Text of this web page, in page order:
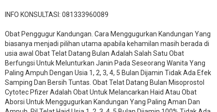
INFO KONSULTASI: 081333960089
​Obat Penggugur Kandungan. Cara Menggugurkan Kandungan Yang
biasanya menjadi pilihan utama apabila kehamilan masih berada di
usia awal Obat Telat Datang Bulan Adalah Salah Satu Obat
Berfungsi Untuk Melunturkan Janin Pada Seseorang Wanita Yang
Paling Ampuh Dengan Usia 1, 2, 3, 4, 5 Bulan Dijamin Tidak Ada Efek
Samping Dan Bersih Tuntas. Obat Telat Datang Bulan Misoprostol
Cytotec Pfizer Adalah Obat Untuk Melancarkan Haid Atau Obat
Aborsi Untuk Menggugurkan Kandungan Yang Paling Aman Dan